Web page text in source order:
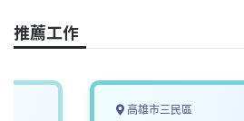
o
k
n
k
推薦工作
高雄市三民區